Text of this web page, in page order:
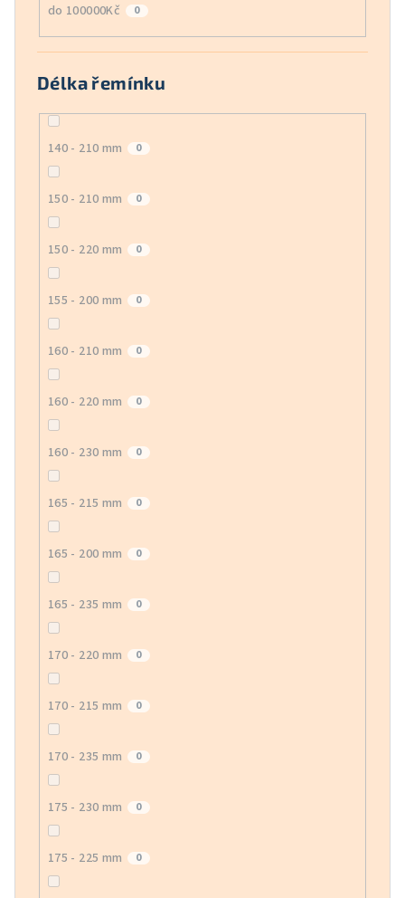
do 100000Kč 0
Délka řemínku
140 - 210 mm 0
150 - 210 mm 0
150 - 220 mm 0
155 - 200 mm 0
160 - 210 mm 0
160 - 220 mm 0
160 - 230 mm 0
165 - 215 mm 0
165 - 200 mm 0
165 - 235 mm 0
170 - 220 mm 0
170 - 215 mm 0
170 - 235 mm 0
175 - 230 mm 0
175 - 225 mm 0